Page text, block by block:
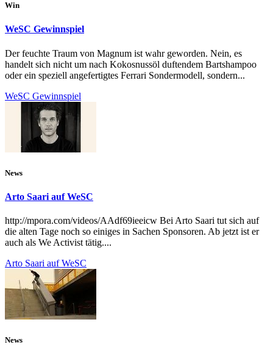
Win
WeSC Gewinnspiel
Der feuchte Traum von Magnum ist wahr geworden. Nein, es
handelt sich nicht um nach Kokosnussöl duftendem Bartshampoo
oder ein speziell angefertigtes Ferrari Sondermodell, sondern...
WeSC Gewinnspiel
News
Arto Saari auf WeSC
http://mpora.com/videos/AAdf69ieeicw Bei Arto Saari tut sich auf
die alten Tage noch so einiges in Sachen Sponsoren. Ab jetzt ist er
auch als We Activist tätig....
Arto Saari auf WeSC
News